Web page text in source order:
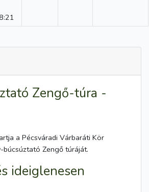
Zengő-túra -
a Pécsváradi Várbaráti Kör
búcsúztató Zengő túráját.
ideiglenesen